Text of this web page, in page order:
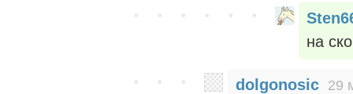
на
dolgonosic 29